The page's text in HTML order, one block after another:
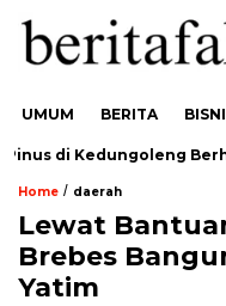
UMUM BERITA
di Kedungoleng
Home / daerah
Lewat
Brebes
Yatim